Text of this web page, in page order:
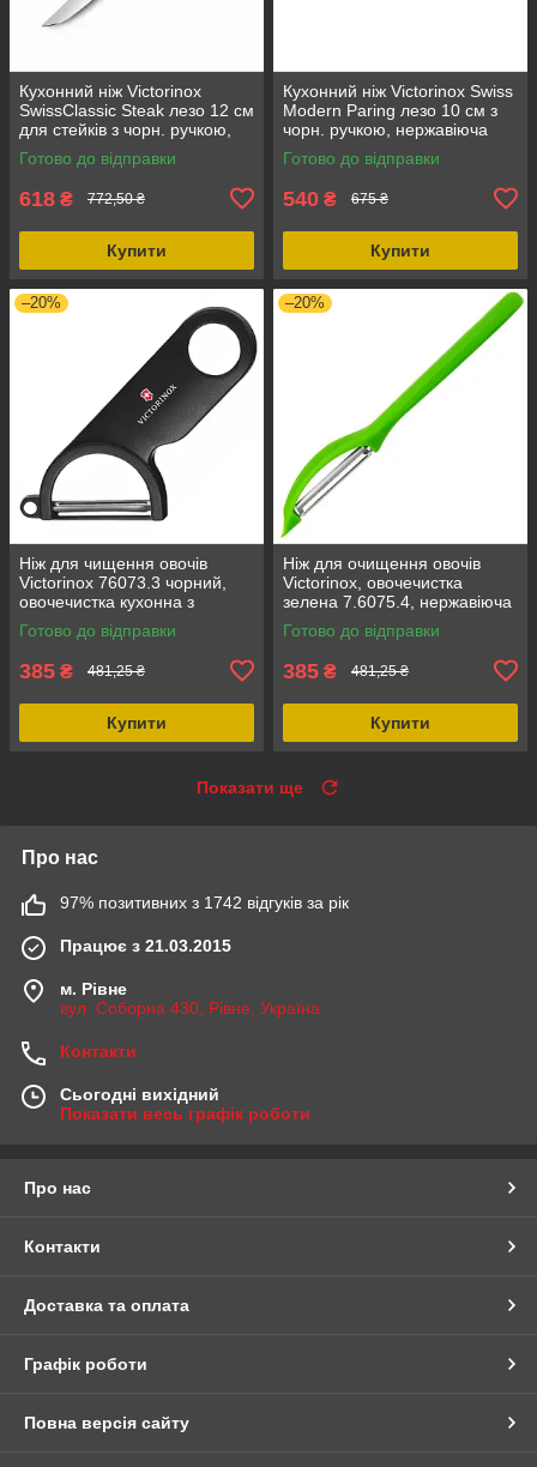
Кухонний ніж Victorinox
SwissClassic Steak лезо 12 см
для стейків з чорн. ручкою,
нержавіюча сталь,
поліпропіленова ручка
Готово до відправки
618 ₴ 772,50 ₴
Купити
Кухонний ніж Victorinox Swiss
Modern Paring лезо 10 см з
чорн. ручкою, нержавіюча
сталь, серрейторне
заточення
Готово до відправки
540 ₴ 675 ₴
Купити
–20%
Ніж для чищення овочів
Victorinox 76073.3 чорний,
овочечистка кухонна з
нержавіючої сталі,
картоплечистка Victorinox
Готово до відправки
385 ₴ 481,25 ₴
Купити
–20%
Ніж для очищення овочів
Victorinox, овочечистка
зелена 7.6075.4, нержавіюча
сталь, довжина леза 134 мм
Готово до відправки
385 ₴ 481,25 ₴
Купити
Показати ще
Про нас
97% позитивних з 1742 відгуків за рік
Працює з 21.03.2015
м. Рівне
вул. Соборна 430, Рівне, Україна
Контакти
Сьогодні вихідний
Показати весь графік роботи
Про нас
Контакти
Доставка та оплата
Графік роботи
Повна версія сайту